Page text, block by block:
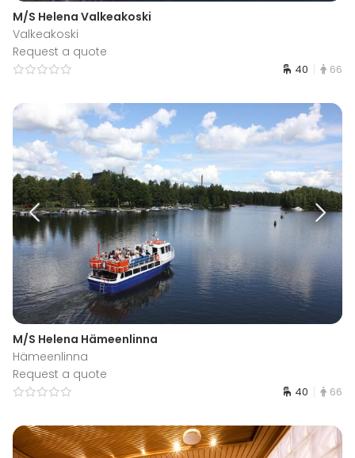
M/S Helena Valkeakoski
Valkeakoski
Request a quote
40 66
M/S Helena Hämeenlinna
Hämeenlinna
Request a quote
40 66